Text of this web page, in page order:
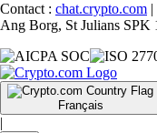
Contact : chat.crypto.com
Ang Borg, St Julians SPK
Français
|